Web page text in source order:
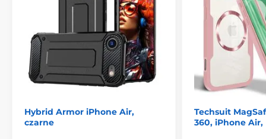
Hybrid Armor iPhone Air,
czarne
Techsuit
360, iPhone Air,